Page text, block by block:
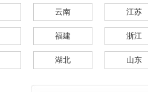
云南 江苏
福建 浙江
湖北 山东